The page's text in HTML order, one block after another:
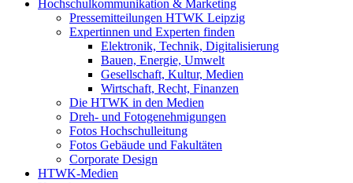
Hochschulkommunikation & Marketing
Pressemitteilungen HTWK Leipzig
Expertinnen und Experten finden
Elektronik, Technik, Digitalisierung
Bauen, Energie, Umwelt
Gesellschaft, Kultur, Medien
Wirtschaft, Recht, Finanzen
Die HTWK in den Medien
Dreh- und Fotogenehmigungen
Fotos Hochschulleitung
Fotos Gebäude und Fakultäten
Corporate Design
HTWK-Medien